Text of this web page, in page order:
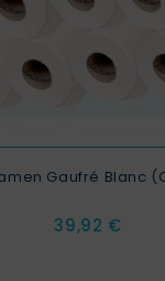
Gaufré Blanc
Prix
39,92 €